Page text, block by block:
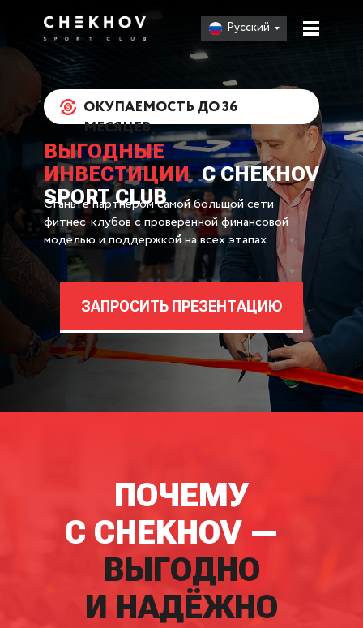
Русский
Станьте партнером самой большой сети
фитнес-клубов с проверенной финансовой
моделью и поддержкой на всех этапах
ВЫГОДНЫЕ
ИНВЕСТИЦИИС CHEKHOV
SPORT CLUB
ЗАПРОСИТЬ ПРЕЗЕНТАЦИЮ
ОКУПАЕМОСТЬ ДО 36
МЕСЯЦЕВ
ПОЧЕМУ
C CHEKHOV —
ВЫГОДНО
И НАДЁЖНО